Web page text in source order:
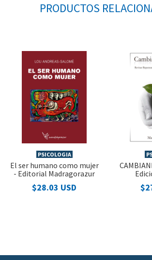
PRODUCTOS
PSICOLOGIA
El ser humano como mujer
- Editorial Madragorazur
$28.03 USD